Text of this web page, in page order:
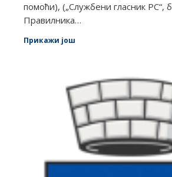
помоћи), („Службени гласник РС“,
Правилника…
Прикажи још